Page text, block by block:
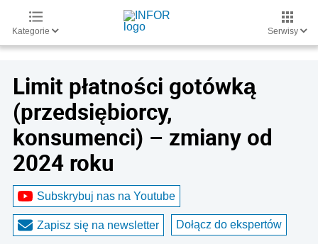
Kategorie Serwisy
Limit płatności gotówką
(przedsiębiorcy,
konsumenci) – zmiany od
2024 roku
Subskrybuj nas na Youtube
Zapisz się na newsletter Dołącz do ekspertów